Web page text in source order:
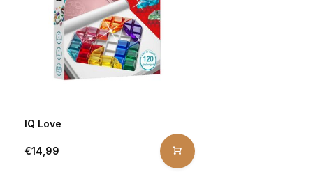
IQ Love
€14,99